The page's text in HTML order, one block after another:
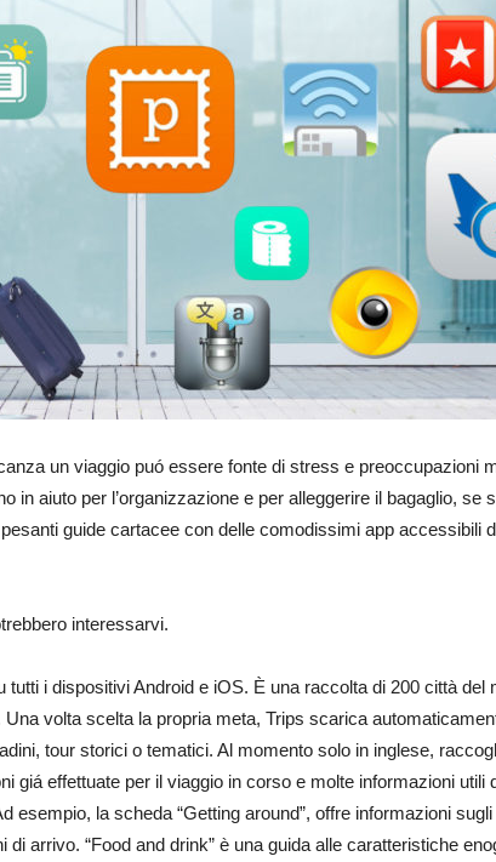
un viaggio puó essere fonte di stress e preoccupazioni
in aiuto per l’organizzazione e per alleggerire il bagaglio, se
guide cartacee con delle comodissimi app accessibili
interessarvi.
tutti i dispositivi Android e iOS. È una raccolta di 200 città del
Una volta scelta la propria meta, Trips scarica
tour storici o tematici. Al momento solo in inglese,
giá effettuate per il viaggio in corso e molte informazioni utili
esempio, la scheda “Getting around”, offre informazioni
di arrivo. “Food and drink” è una guida alle caratteristiche